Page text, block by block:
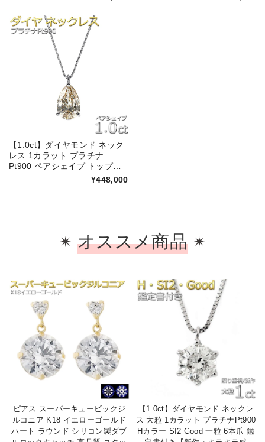
【1.0ct】ダイヤモンド ネック
レス 1カラット プラチナ
Pt900 ペアシェイプ トップラ
イトブラウン ダイヤネックレ
ス 1ct 一粒 シンプル ペンダン
¥448,000
オススメ商品
ピアス スーパーキュービックジ
ルコニア K18 イエローゴールド
ハート ラウンド シリコン製ダブ
【1.0ct】ダイヤモンド ネックレ
ス 大粒 1カラット プラチナPt900
Hカラー SI2 Good 一粒 6本爪 鑑